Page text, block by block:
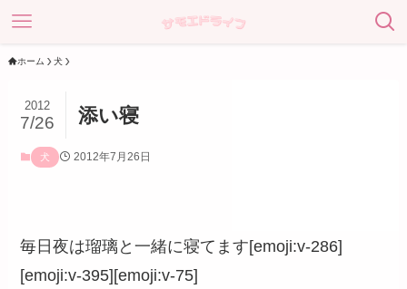
ホーム 犬
添い寝
2012
7/26
犬 2012年7月26日
毎日夜は瑠璃と一緒に寝てます[emoji:v-286]
[emoji:v-395][emoji:v-75]